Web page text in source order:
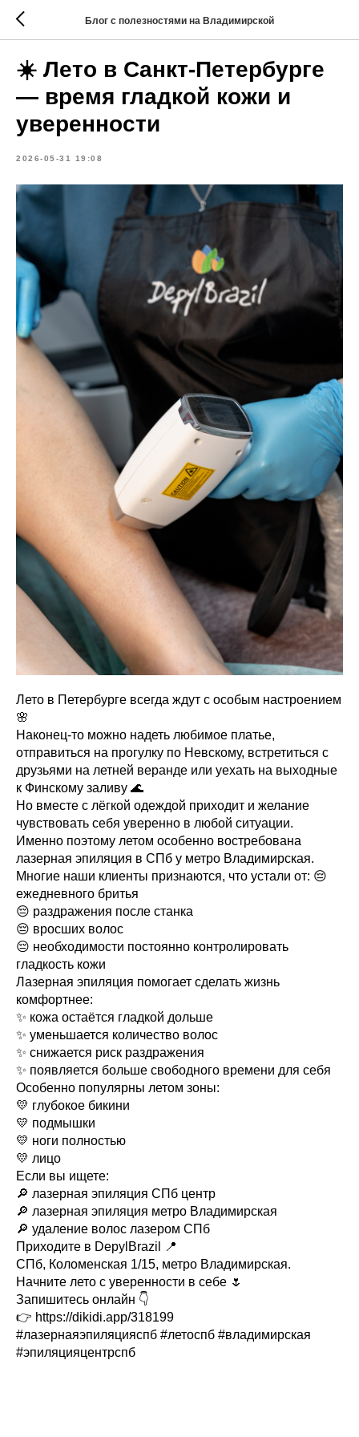
Блог с полезностями на Владимирской
☀️ Лето в Санкт-Петербурге
— время гладкой кожи и
уверенности
2026-05-31 19:08
Лето в Петербурге всегда ждут с особым настроением
🌸
Наконец-то можно надеть любимое платье,
отправиться на прогулку по Невскому, встретиться с
друзьями на летней веранде или уехать на выходные
к Финскому заливу 🌊
Но вместе с лёгкой одеждой приходит и желание
чувствовать себя уверенно в любой ситуации.
Именно поэтому летом особенно востребована
лазерная эпиляция в СПб у метро Владимирская.
Многие наши клиенты признаются, что устали от: 😔
ежедневного бритья
😔 раздражения после станка
😔 вросших волос
😔 необходимости постоянно контролировать
гладкость кожи
Лазерная эпиляция помогает сделать жизнь
комфортнее:
✨ кожа остаётся гладкой дольше
✨ уменьшается количество волос
✨ снижается риск раздражения
✨ появляется больше свободного времени для себя
Особенно популярны летом зоны:
💛 глубокое бикини
💛 подмышки
💛 ноги полностью
💛 лицо
Если вы ищете:
🔎 лазерная эпиляция СПб центр
🔎 лазерная эпиляция метро Владимирская
🔎 удаление волос лазером СПб
Приходите в DepylBrazil 📍
СПб, Коломенская 1/15, метро Владимирская.
Начните лето с уверенности в себе 🌷
Запишитесь онлайн 👇
👉 https://dikidi.app/318199⁠
#лазернаяэпиляцияспб #летоспб #владимирская
#эпиляцияцентрспб